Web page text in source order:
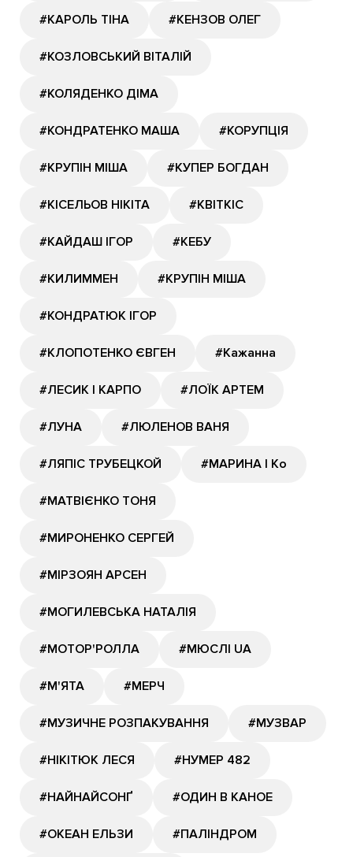
#КАРОЛЬ ТІНА #КЕНЗОВ ОЛЕГ
#КОЗЛОВСЬКИЙ ВІТАЛІЙ
#КОЛЯДЕНКО ДІМА
#КОНДРАТЕНКО МАША #КОРУПЦІЯ
#КРУПІН МІША #КУПЕР БОГДАН
#КІСЕЛЬОВ НІКІТА #КВІТКІС
#КАЙДАШ ІГОР #КЕБУ
#КИЛИММЕН #КРУПІН МІША
#КОНДРАТЮК ІГОР
#КЛОПОТЕНКО ЄВГЕН #Кажанна
#ЛЕСИК І КАРПО #ЛОЇК АРТЕМ
#ЛУНА #ЛЮЛЕНОВ ВАНЯ
#ЛЯПІС ТРУБЕЦКОЙ #МАРИНА І Ко
#МАТВІЄНКО ТОНЯ
#МИРОНЕНКО СЕРГЕЙ
#МІРЗОЯН АРСЕН
#МОГИЛЕВСЬКА НАТАЛІЯ
#МОТОР'РОЛЛА #МЮСЛІ UA
#М'ЯТА #МЕРЧ
#МУЗИЧНЕ РОЗПАКУВАННЯ #МУЗВАР
#НІКІТЮК ЛЕСЯ #НУМЕР 482
#НАЙНАЙСОНҐ #ОДИН В КАНОЕ
#ОКЕАН ЕЛЬЗИ #ПАЛІНДРОМ